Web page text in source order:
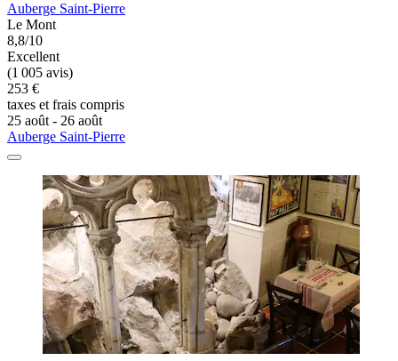
Auberge Saint-Pierre
Le Mont
8,8/10
Excellent
(1 005 avis)
253 €
taxes et frais compris
25 août - 26 août
Auberge Saint-Pierre